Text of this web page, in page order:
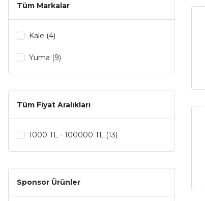
Tüm Markalar
Kale (4)
Yuma (9)
Tüm Fiyat Aralıkları
1000 TL - 100000 TL (13)
Sponsor Ürünler